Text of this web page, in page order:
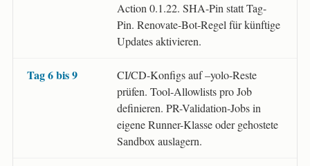
Action 0.1.22. SHA-Pin statt Tag-
Pin. Renovate-Bot-Regel für künftige
Updates aktivieren.
Tag 6 bis 9
CI/CD-Konfigs auf –yolo-Reste
prüfen. Tool-Allowlists pro Job
definieren. PR-Validation-Jobs in
eigene Runner-Klasse oder gehostete
Sandbox auslagern.